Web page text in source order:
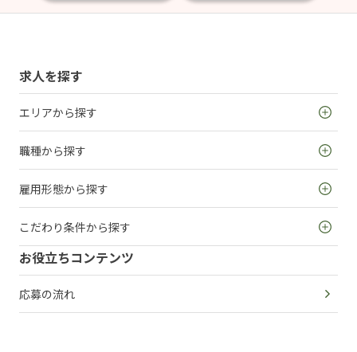
求人を探す
エリアから探す
職種から探す
雇用形態から探す
こだわり条件から探す
お役立ちコンテンツ
応募の流れ